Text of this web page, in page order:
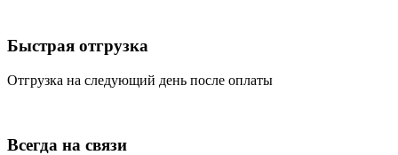
Быстрая отгрузка
Отгрузка на следующий день после оплаты
Всегда на связи